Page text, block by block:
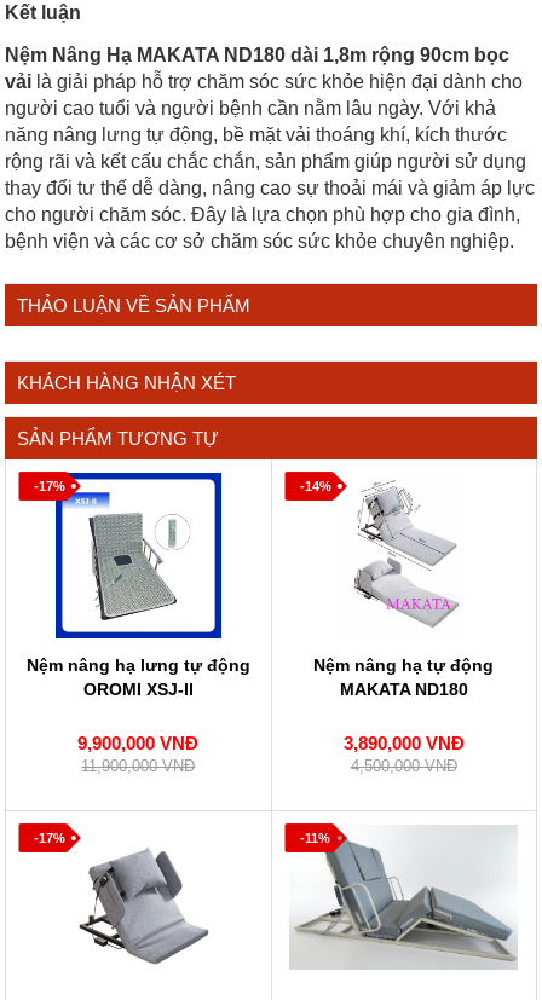
Kết luận
Nệm Nâng Hạ MAKATA ND180 dài 1,8m rộng 90cm bọc
vải là giải pháp hỗ trợ chăm sóc sức khỏe hiện đại dành cho
người cao tuổi và người bệnh cần nằm lâu ngày. Với khả
năng nâng lưng tự động, bề mặt vải thoáng khí, kích thước
rộng rãi và kết cấu chắc chắn, sản phẩm giúp người sử dụng
thay đổi tư thế dễ dàng, nâng cao sự thoải mái và giảm áp lực
cho người chăm sóc. Đây là lựa chọn phù hợp cho gia đình,
bệnh viện và các cơ sở chăm sóc sức khỏe chuyên nghiệp.
THẢO LUẬN VỀ SẢN PHẨM
KHÁCH HÀNG NHẬN XÉT
SẢN PHẨM TƯƠNG TỰ
-17%
Nệm nâng hạ lưng tự động
OROMI XSJ-II
9,900,000 VNĐ
11,900,000 VNĐ
-14%
Nệm nâng hạ tự động
MAKATA ND180
3,890,000 VNĐ
4,500,000 VNĐ
-17% -11%